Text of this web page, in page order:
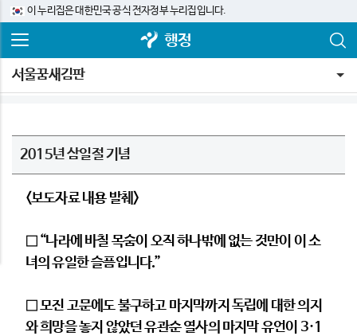
이 누리집은 대한민국 공식 전자정부 누리집입니다.
행정
서울꿈새김판
2015년 삼일절 기념
<보도자료 내용 발췌>
□ “나라에 바칠 목숨이 오직 하나밖에 없는 것만이 이 소
녀의 유일한 슬픔입니다.”
□ 모진 고문에도 불구하고 마지막까지 독립에 대한 의지
와 희망을 놓지 않았던 유관순 열사의 마지막 유언이 3·1